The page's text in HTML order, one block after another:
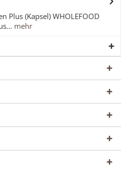
Plus (Kapsel) WHOLEFOOD
mehr